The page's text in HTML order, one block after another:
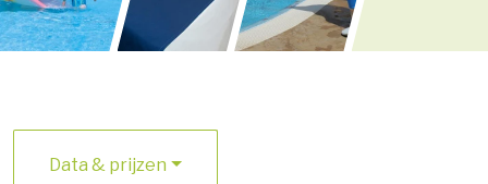
Data & prijzen